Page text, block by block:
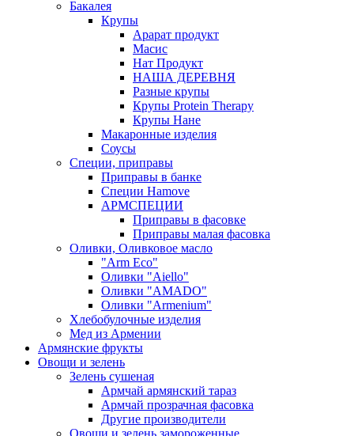
Бакалея
Крупы
Арарат продукт
Масис
Нат Продукт
НАША ДЕРЕВНЯ
Разные крупы
Крупы Protein Therapy
Крупы Нане
Макаронные изделия
Соусы
Специи, приправы
Приправы в банке
Специи Hamove
АРМСПЕЦИИ
Приправы в фасовке
Приправы малая фасовка
Оливки, Оливковое масло
"Arm Eco"
Оливки "Aiello"
Оливки "AMADO"
Оливки "Armenium"
Хлебобулочные изделия
Мед из Армении
Армянские фрукты
Овощи и зелень
Зелень сушеная
Армчай армянский тараз
Армчай прозрачная фасовка
Другие производители
Овощи и зелень замороженные